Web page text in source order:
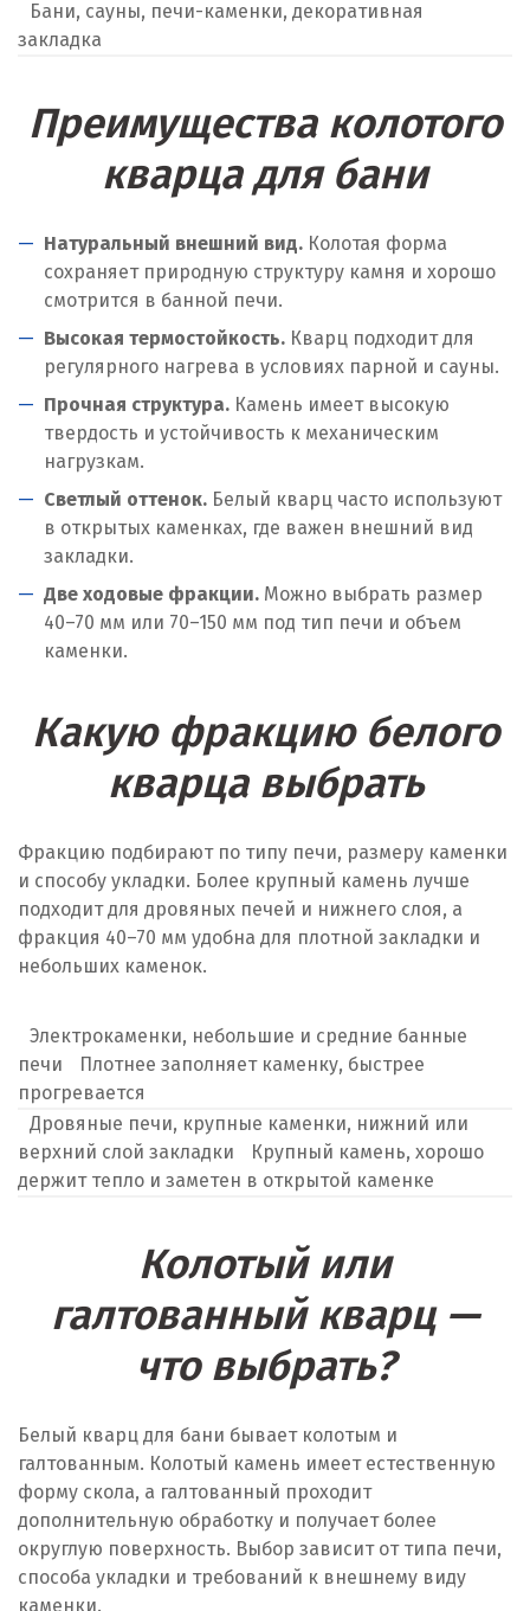
Бани, сауны, печи-каменки, декоративная
закладка
Преимущества колотого
кварца для бани
Натуральный внешний вид. Колотая форма
сохраняет природную структуру камня и хорошо
смотрится в банной печи.
Высокая термостойкость. Кварц подходит для
регулярного нагрева в условиях парной и сауны.
Прочная структура. Камень имеет высокую
твердость и устойчивость к механическим
нагрузкам.
Светлый оттенок. Белый кварц часто используют
в открытых каменках, где важен внешний вид
закладки.
Две ходовые фракции. Можно выбрать размер
40–70 мм или 70–150 мм под тип печи и объем
каменки.
Какую фракцию белого
кварца выбрать
Фракцию подбирают по типу печи, размеру каменки
и способу укладки. Более крупный камень лучше
подходит для дровяных печей и нижнего слоя, а
фракция 40–70 мм удобна для плотной закладки и
небольших каменок.
Электрокаменки, небольшие и средние банные
печи
Плотнее заполняет каменку, быстрее
прогревается
Дровяные печи, крупные каменки, нижний или
верхний слой закладки
Крупный камень, хорошо
держит тепло и заметен в открытой каменке
Колотый или
галтованный кварц —
что выбрать?
Белый кварц для бани бывает колотым и
галтованным. Колотый камень имеет естественную
форму скола, а галтованный проходит
дополнительную обработку и получает более
округлую поверхность. Выбор зависит от типа печи,
способа укладки и требований к внешнему виду
каменки.